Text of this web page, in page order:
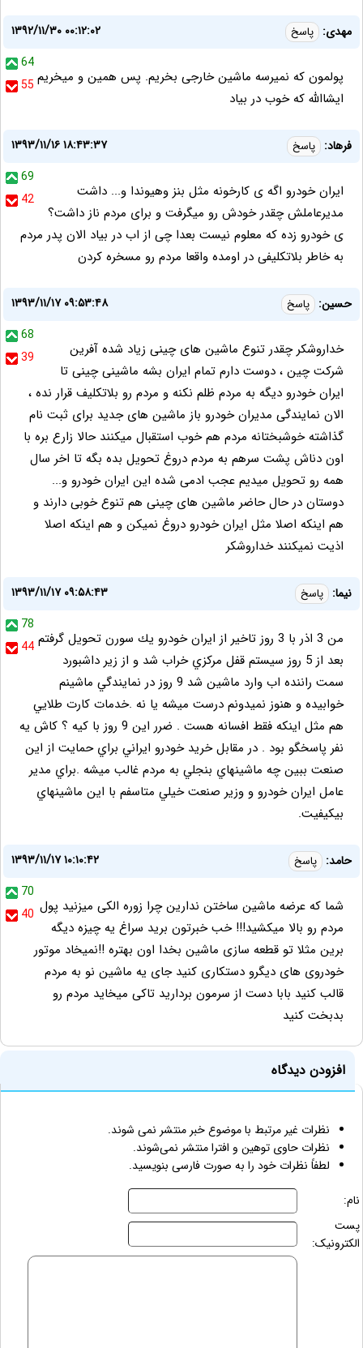
مهدی: پاسخ
۱۳۹۲/۱۱/۳۰ ۰۰:۱۲:۰۲
64
55 پولمون که نمیرسه ماشین خارجی بخریم. پس همین و میخریم
ایشاالله که خوب در بیاد
فرهاد: پاسخ
۱۳۹۳/۱۱/۱۶ ۱۸:۴۳:۳۷
69
42
ایران خودرو اگه ی کارخونه مثل بنز وهیوندا و... داشت
مدیرعاملش چقدر خودش رو میگرفت و برای مردم ناز داشت؟
ی خودرو زده که معلوم نیست بعدا چی از اب در بیاد الان پدر مردم
به خاطر بلاتکلیفی در اومده واقعا مردم رو مسخره کردن
حسین: پاسخ
۱۳۹۳/۱۱/۱۷ ۰۹:۵۳:۴۸
68
39
خداروشکر چقدر تنوع ماشین های چینی زیاد شده آفرین
شرکت چین ، دوست دارم تمام ایران بشه ماشینی چینی تا
ایران خودرو دیگه به مردم ظلم نکنه و مردم رو بلاتکلیف قرار نده ،
الان نمایندگی مدیران خودرو باز ماشین های جدید برای ثبت نام
گذاشته خوشبختانه مردم هم خوب استقبال میکنند حالا زارع بره با
اون دناش پشت سرهم به مردم دروغ تحویل بده بگه تا اخر سال
همه رو تحویل میدیم عجب ادمی شده این ایران خودرو و...
دوستان در حال حاضر ماشین های چینی هم تنوع خوبی دارند و
هم اینکه اصلا مثل ایران خودرو دروغ نمیکن و هم اینکه اصلا
اذیت نمیکنند خداروشکر
نیما: پاسخ
۱۳۹۳/۱۱/۱۷ ۰۹:۵۸:۴۳
78
44 من 3 اذر با 3 روز تاخير از ايران خودرو يك سورن تحويل گرفتم
بعد از 5 روز سيستم قفل مركزي خراب شد و از زير داشبورد
سمت راننده اب وارد ماشين شد 9 روز در نمايندگي ماشينم
خوابيده و هنوز نميدونم درست ميشه يا نه .خدمات كارت طلايي
هم مثل اينكه فقط افسانه هست . ضرر اين 9 روز با كيه ؟ كاش يه
نفر پاسخگو بود . در مقابل خريد خودرو ايراني براي حمايت از اين
صنعت ببين چه ماشينهاي بنجلي به مردم غالب ميشه .براي مدير
عامل ايران خودرو و وزير صنعت خيلي متاسفم با اين ماشينهاي
بيكيفيت.
حامد: پاسخ
۱۳۹۳/۱۱/۱۷ ۱۰:۱۰:۴۲
70
40 شما که عرضه ماشین ساختن ندارین چرا زوره الکی میزنید پول
مردم رو بالا میکشید!!! خب خبرتون برید سراغ یه چیزه دیگه
برین مثلا تو قطعه سازی ماشین بخدا اون بهتره !!نمیخاد موتور
خودروی های دیگرو دستکاری کنید جای یه ماشین نو به مردم
قالب کنید بابا دست از سرمون بردارید تاکی میخاید مردم رو
بدبخت کنید
افزودن دیدگاه
نظرات غیر مرتبط با موضوع خبر منتشر نمی شوند.
نظرات حاوی توهین و افترا منتشر نمی‌شوند.
لطفاً نظرات خود را به صورت فارسی بنویسید.
نام:
پست
الکترونیک: